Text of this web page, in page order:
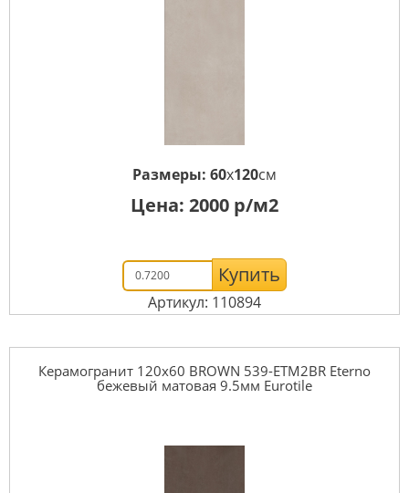
Размеры: 60x120см
Цена: 2000 р/м2
Купить
Артикул: 110894
Керамогранит 120x60 BROWN 539-ETM2BR Eterno
бежевый матовая 9.5мм Eurotile